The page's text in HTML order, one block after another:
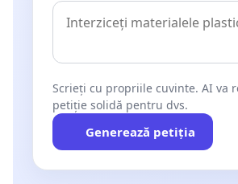
Scrieți cu propriile cuvinte. AI va
petiție solidă pentru dvs.
Generează petiția